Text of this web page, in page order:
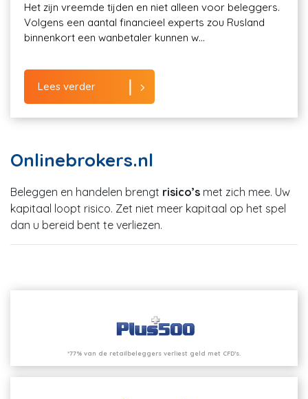
Het zijn vreemde tijden en niet alleen voor beleggers.
Volgens een aantal financieel experts zou Rusland
binnenkort een wanbetaler kunnen w...
Lees verder
Onlinebrokers.nl
Beleggen en handelen brengt risico’s met zich mee. Uw
kapitaal loopt risico. Zet niet meer kapitaal op het spel
dan u bereid bent te verliezen.
*77% van de retailbeleggers verliest geld met CFD’s.